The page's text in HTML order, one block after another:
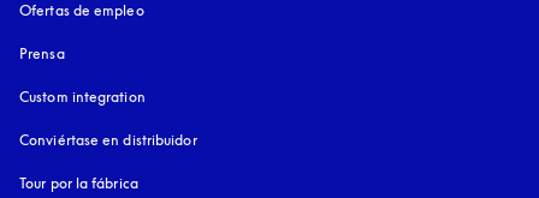
Ofertas de empleo
Prensa
Custom integration
Conviértase en distribuidor
Tour por la fábrica